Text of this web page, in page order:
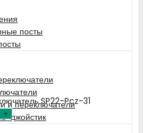
посты
и переключатели
джойстик
SP22-Pcz-31